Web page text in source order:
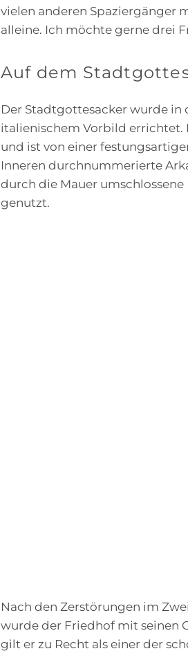
vielen anderen Spaziergänger
alleine. Ich möchte gerne drei
Auf dem
Der Stadtgottesacker wurde in
italienischem Vorbild errichtet.
und ist von einer
Inneren durchnummerierte
durch die Mauer
genutzt.
Nach den Zerstörungen im
wurde der Friedhof mit seinen
gilt er zu Recht als einer der